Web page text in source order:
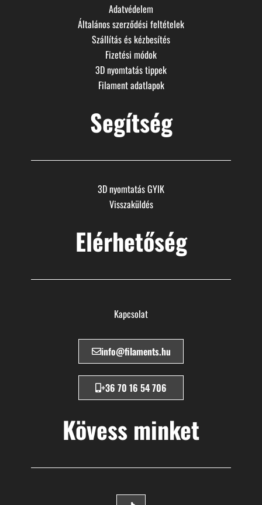
Adatvédelem
Általános szerződési feltételek
Szállítás és kézbesítés
Fizetési módok
3D nyomtatás tippek
Filament adatlapok
Segítség
3D nyomtatás GYIK
Visszaküldés
Elérhetőség
Kapcsolat
info@filaments.hu
+36 70 16 54 706
Kövess minket